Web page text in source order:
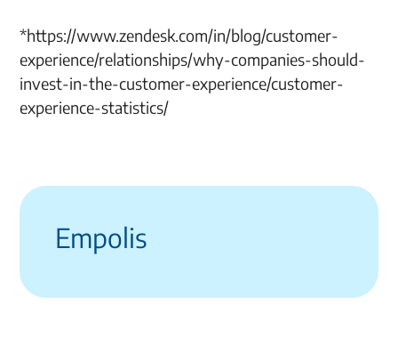
*https://www.zendesk.com/in/blog/customer-
experience/relationships/why-companies-should-
invest-in-the-customer-experience/customer-
experience-statistics/
Empolis